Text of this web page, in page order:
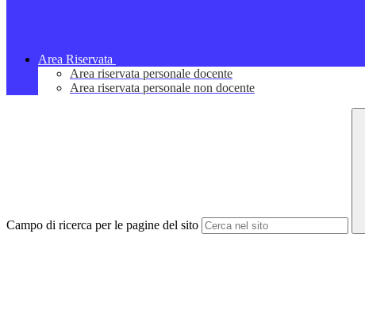
Area Riservata
Area riservata personale docente
Area riservata personale non docente
Campo di ricerca per le pagine del sito